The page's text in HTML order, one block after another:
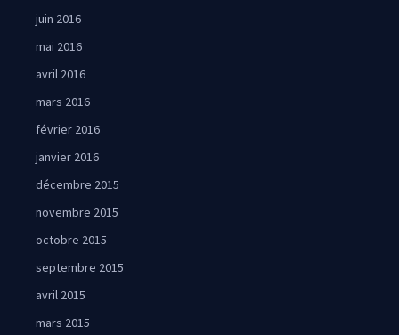
juin 2016
mai 2016
avril 2016
mars 2016
février 2016
janvier 2016
décembre 2015
novembre 2015
octobre 2015
septembre 2015
avril 2015
mars 2015